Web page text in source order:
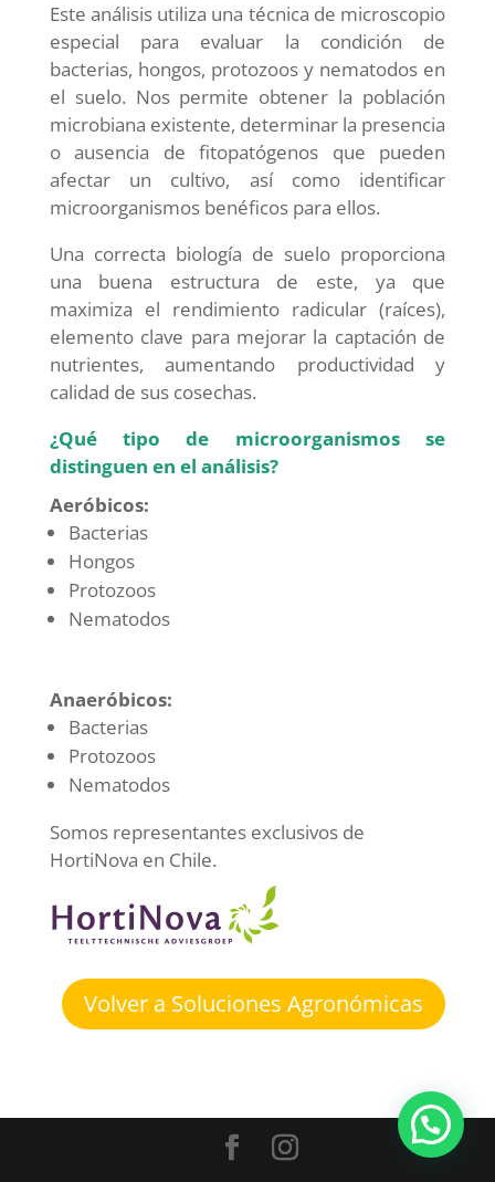
Este análisis utiliza una técnica de microscopio
especial para evaluar la condición de
bacterias, hongos, protozoos y nematodos en
el suelo. Nos permite obtener la población
microbiana existente, determinar la presencia
o ausencia de fitopatógenos que pueden
afectar un cultivo, así como identificar
microorganismos benéficos para ellos.
Una correcta biología de suelo proporciona
una buena estructura de este, ya que
maximiza el rendimiento radicular (raíces),
elemento clave para mejorar la captación de
nutrientes, aumentando productividad y
calidad de sus cosechas.
¿Qué tipo de microorganismos se
distinguen en el análisis?
Aeróbicos:
Bacterias
Hongos
Protozoos
Nematodos
Anaeróbicos:
Bacterias
Protozoos
Nematodos
Somos representantes exclusivos de
HortiNova en Chile.
Volver a Soluciones Agronómicas